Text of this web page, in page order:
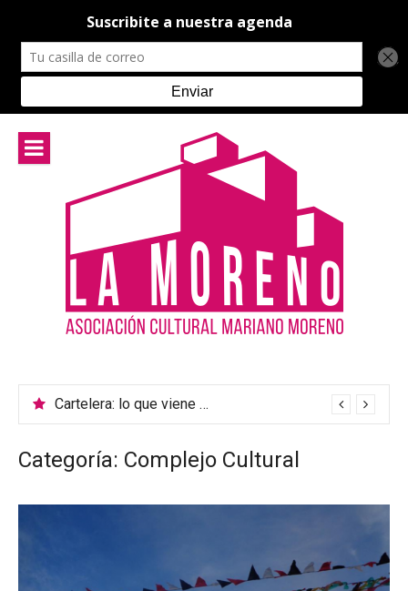
contenido
Cartelera: lo que viene en el teatro de La MorenoMúsica Argentina: un encuentro para celebrar la diversidad cultural
Categoría: Complejo Cultural